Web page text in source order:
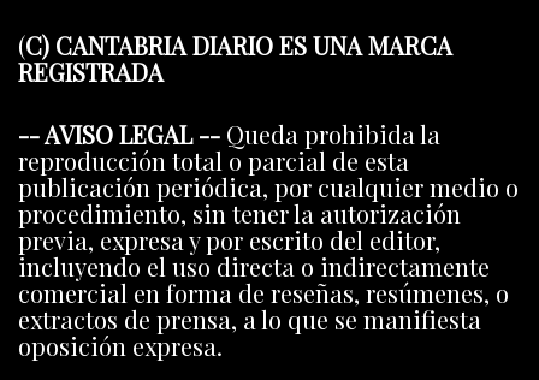
(C) CANTABRIA DIARIO ES UNA MARCA
REGISTRADA
-- AVISO LEGAL -- Queda prohibida la
reproducción total o parcial de esta
publicación periódica, por cualquier medio o
procedimiento, sin tener la autorización
previa, expresa y por escrito del editor,
incluyendo el uso directa o indirectamente
comercial en forma de reseñas, resúmenes, o
extractos de prensa, a lo que se manifiesta
oposición expresa.